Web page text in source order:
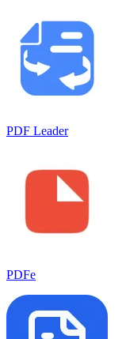
PDF Leader
PDFe